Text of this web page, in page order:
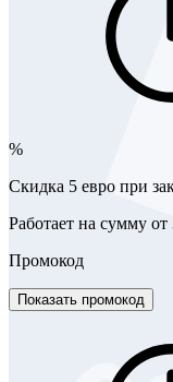
%
Скидка 5 евро при
Работает на сумму
Промокод
Показать промокод